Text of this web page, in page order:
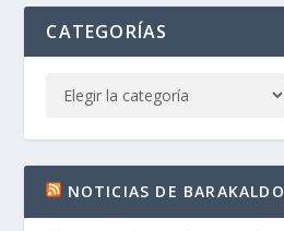
CATEGORÍAS
NOTICIAS DE BARAKALDO